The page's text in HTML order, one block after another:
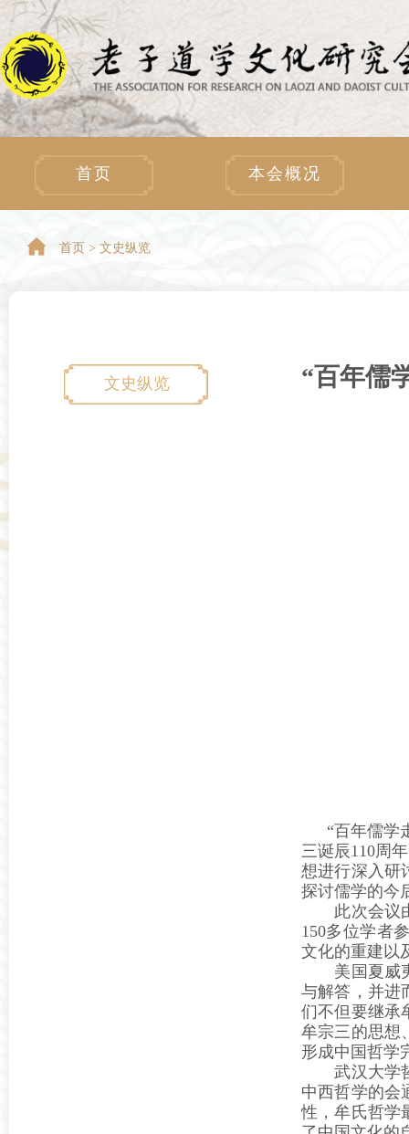
首页 本会概况
首页 > 文史纵览
文史纵览 “百年儒
“百年儒学
三诞辰110周
想进行深入研
探讨儒学的今
此次会议由
150多位学者
文化的重建以
美国夏威夷
与解答，并进
们不但要继承
牟宗三的思想
形成中国哲学
武汉大学哲
中西哲学的会
性，牟氏哲学